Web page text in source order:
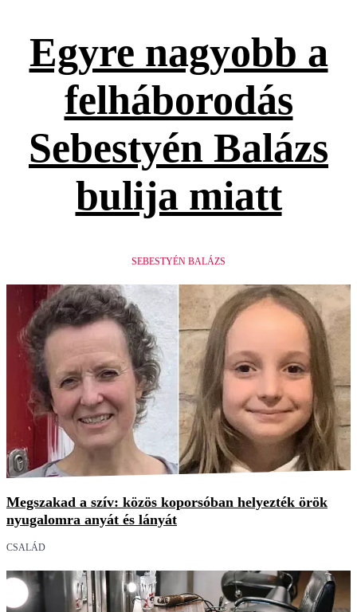
Egyre nagyobb a
felháborodás
Sebestyén Balázs
bulija miatt
SEBESTYÉN BALÁZS
Megszakad a szív: közös koporsóban helyezték örök
nyugalomra anyát és lányát
CSALÁD